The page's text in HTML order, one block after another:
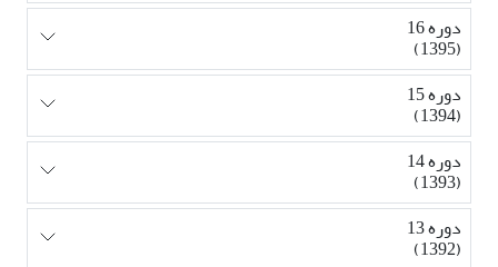
دوره 16
(1395)
دوره 15
(1394)
دوره 14
(1393)
دوره 13
(1392)